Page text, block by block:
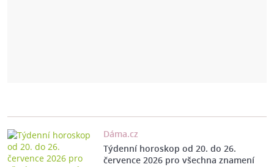
Dáma.cz
Týdenní horoskop od 20. do 26.
července 2026 pro všechna znamení